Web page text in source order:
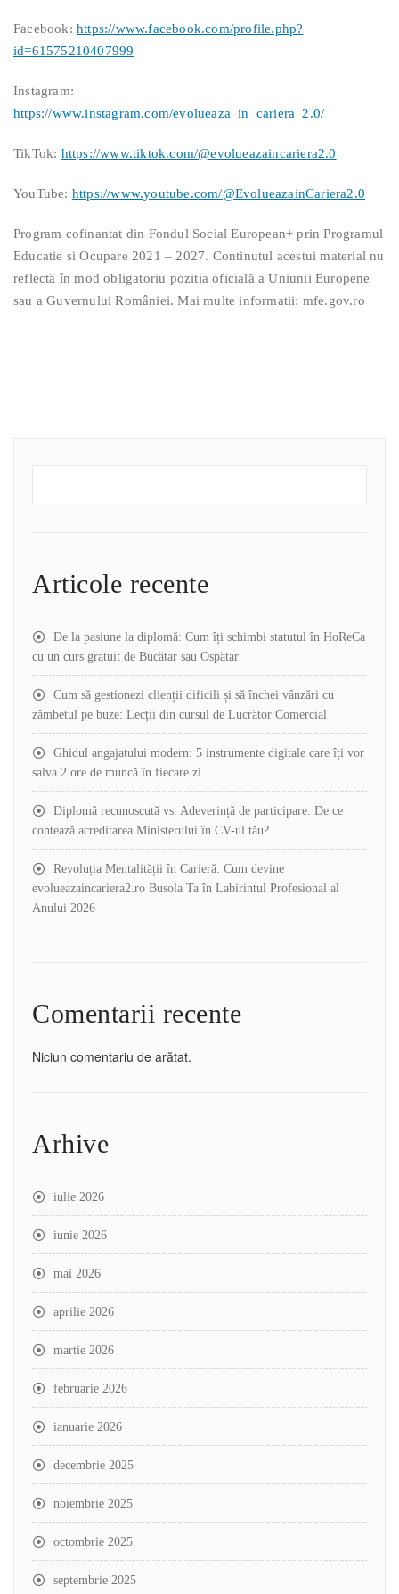
Facebook: https://www.facebook.com/profile.php?
id=61575210407999
Instagram:
https://www.instagram.com/evolueaza_in_cariera_2.0/
TikTok: https://www.tiktok.com/@evolueazaincariera2.0
YouTube: https://www.youtube.com/@EvolueazainCariera2.0
Program cofinantat din Fondul Social European+ prin Programul
Educatie si Ocupare 2021 – 2027. Continutul acestui material nu
reflectă în mod obligatoriu pozitia oficialã a Uniunii Europene
sau a Guvernului României. Mai multe informatii: mfe.gov.ro
Articole recente
De la pasiune la diplomă: Cum îți schimbi statutul în HoReCa
cu un curs gratuit de Bucătar sau Ospătar
Cum să gestionezi clienții dificili și să închei vânzări cu
zâmbetul pe buze: Lecții din cursul de Lucrător Comercial
Ghidul angajatului modern: 5 instrumente digitale care îți vor
salva 2 ore de muncă în fiecare zi
Diplomă recunoscută vs. Adeverință de participare: De ce
contează acreditarea Ministerului în CV-ul tău?
Revoluția Mentalității în Carieră: Cum devine
evolueazaincariera2.ro Busola Ta în Labirintul Profesional al
Anului 2026
Comentarii recente
Niciun comentariu de arătat.
Arhive
iulie 2026
iunie 2026
mai 2026
aprilie 2026
martie 2026
februarie 2026
ianuarie 2026
decembrie 2025
noiembrie 2025
octombrie 2025
septembrie 2025